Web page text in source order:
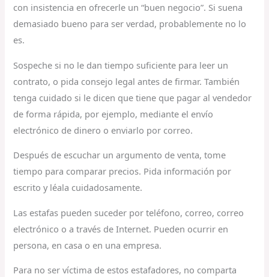
con insistencia en ofrecerle un “buen negocio”. Si suena
demasiado bueno para ser verdad, probablemente no lo
es.
Sospeche si no le dan tiempo suficiente para leer un
contrato, o pida consejo legal antes de firmar. También
tenga cuidado si le dicen que tiene que pagar al vendedor
de forma rápida, por ejemplo, mediante el envío
electrónico de dinero o enviarlo por correo.
Después de escuchar un argumento de venta, tome
tiempo para comparar precios. Pida información por
escrito y léala cuidadosamente.
Las estafas pueden suceder por teléfono, correo, correo
electrónico o a través de Internet. Pueden ocurrir en
persona, en casa o en una empresa.
Para no ser víctima de estos estafadores, no comparta